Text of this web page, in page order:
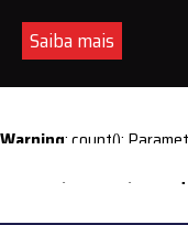
Saiba mais
Warning: count():
content/themes/